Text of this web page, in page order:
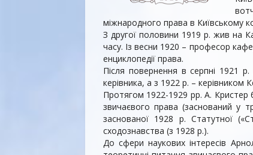
міжнародного права в Київському
З другої половини 1919 р. жив на
часу. Із весни 1920 – професор
енциклопедії права.
Після повернення в серпні 1921 р.
керівника, а з 1922 р. – керівником
Протягом 1922-1929 рр. А. Кристер
звичаєвого права (заснований у
заснованої 1928 р. Статутної
сходознавства (з 1928 р.).
До сфери наукових інтересів